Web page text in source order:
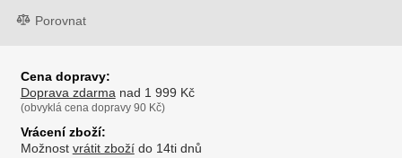
Porovnat
Cena dopravy:
Doprava zdarma nad 1 999 Kč
(obvyklá cena dopravy 90 Kč)
Vrácení zboží:
Možnost vrátit zbožído 14ti dnů